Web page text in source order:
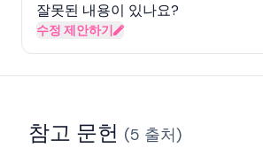
잘못된 내용이 있나요?
수정 제안하기
참고 문헌 (5 출처)